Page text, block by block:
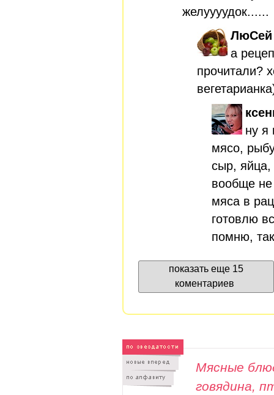
желуууудок......
ЛюСей
а
прочитали?
ну я
мясо,
сыр, яйца,
вообще не
мяса в
готовлю
помню,
показать еще 15
коментариев
Мясные
говядина,